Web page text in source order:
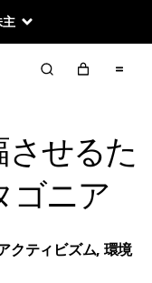
せるた
ゴニア
クティビズム, 環境